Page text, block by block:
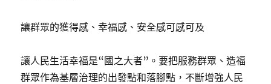
讓群眾的獲得感、幸福感、安全感可感可及
讓人民生活幸福是“國之大者”。要把服務群眾、造福
群眾作為基層治理的出發點和落腳點，不斷增強人民